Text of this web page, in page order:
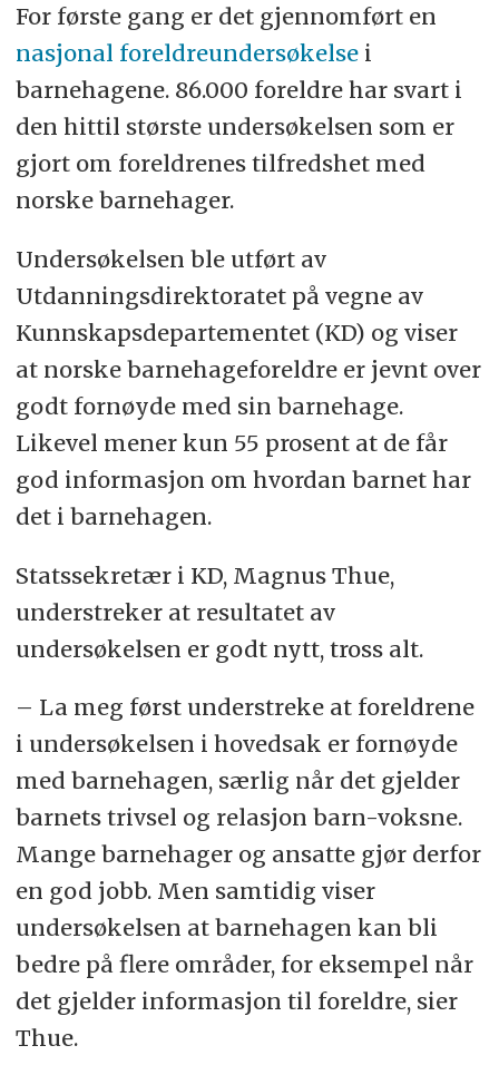
For første gang er det gjennomført en
nasjonal foreldreundersøkelsei
barnehagene. 86.000 foreldre har svart i
den hittil største undersøkelsen som er
gjort om foreldrenes tilfredshet med
norske barnehager.
Undersøkelsen ble utført av
Utdanningsdirektoratet på vegne av
Kunnskapsdepartementet (KD) og viser
at norske barnehageforeldre er jevnt over
godt fornøyde med sin barnehage.
Likevel mener kun 55 prosent at de får
god informasjon om hvordan barnet har
det i barnehagen.
Statssekretær i KD, Magnus Thue,
understreker at resultatet av
undersøkelsen er godt nytt, tross alt.
– La meg først understreke at foreldrene
i undersøkelsen i hovedsak er fornøyde
med barnehagen, særlig når det gjelder
barnets trivsel og relasjon barn-voksne.
Mange barnehager og ansatte gjør derfor
en god jobb. Men samtidig viser
undersøkelsen at barnehagen kan bli
bedre på flere områder, for eksempel når
det gjelder informasjon til foreldre, sier
Thue.